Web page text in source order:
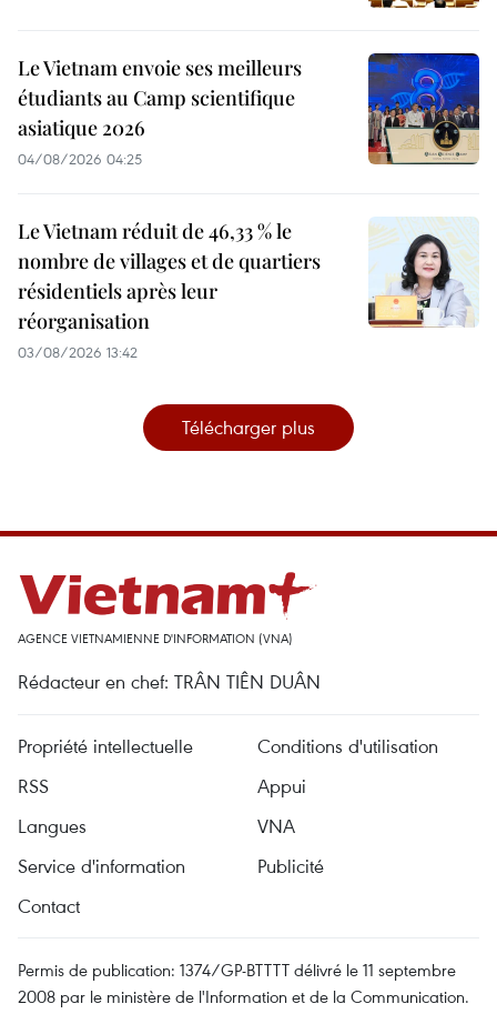
Le Vietnam envoie ses meilleurs
étudiants au Camp scientifique
asiatique 2026
04/08/2026 04:25
Le Vietnam réduit de 46,33 % le
nombre de villages et de quartiers
résidentiels après leur
réorganisation
03/08/2026 13:42
Télécharger plus
AGENCE VIETNAMIENNE D'INFORMATION (VNA)
Rédacteur en chef: TRÂN TIÊN DUÂN
Propriété intellectuelle
Conditions d'utilisation
RSS
Appui
Langues
VNA
Service d'information
Publicité
Contact
Permis de publication: 1374/GP-BTTTT délivré le 11 septembre
2008 par le ministère de l'Information et de la Communication.